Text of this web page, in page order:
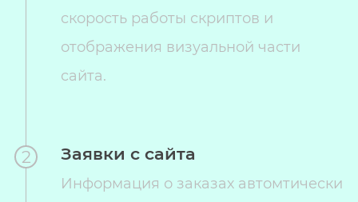
скорость работы скриптов и
отображения визуальной части
сайта.
2 Заявки с сайта
Информация о заказах автомтически